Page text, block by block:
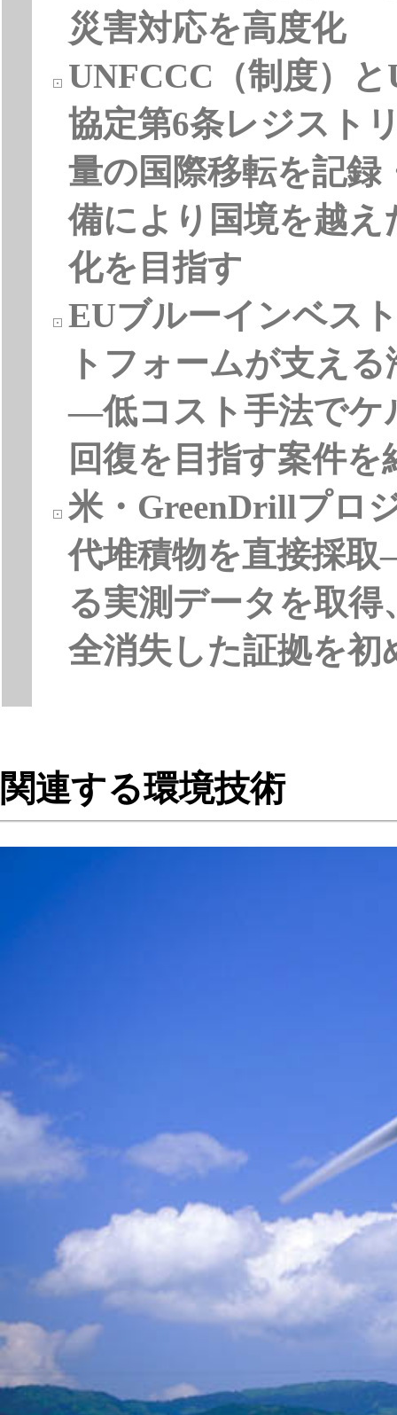
災害対応を高度化
UNFCCC（制度）
協定第6条レジスト
量の国際移転を記
備により国境を越
化を目指す
EUブルーインベス
トフォームが支え
―低コスト手法でケ
回復を目指す案件を
米・GreenDrillプロ
代堆積物を直接採
る実測データを取
全消失した証拠を初
関連する環境技術